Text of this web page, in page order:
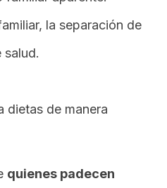
la separación de
salud.
dietas de manera
quienes padecen